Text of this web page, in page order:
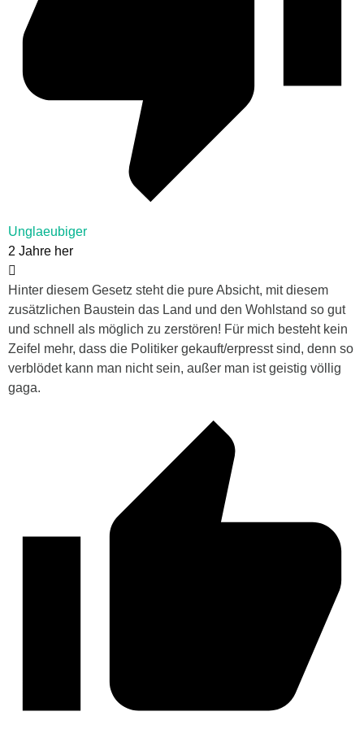
Unglaeubiger
2 Jahre her
Hinter diesem Gesetz steht die pure Absicht, mit diesem
zusätzlichen Baustein das Land und den Wohlstand so gut
und schnell als möglich zu zerstören! Für mich besteht kein
Zeifel mehr, dass die Politiker gekauft/erpresst sind, denn so
verblödet kann man nicht sein, außer man ist geistig völlig
gaga.